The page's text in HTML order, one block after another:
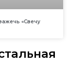
«Свечу